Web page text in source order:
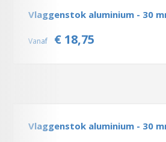
Vlaggenstok aluminium - 30
Vanaf € 18,75
Vlaggenstok aluminium - 30